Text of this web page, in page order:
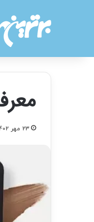
23 مهر 1402